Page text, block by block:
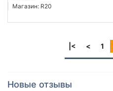
Магазин: R20
|< < 1
Новые отзывы